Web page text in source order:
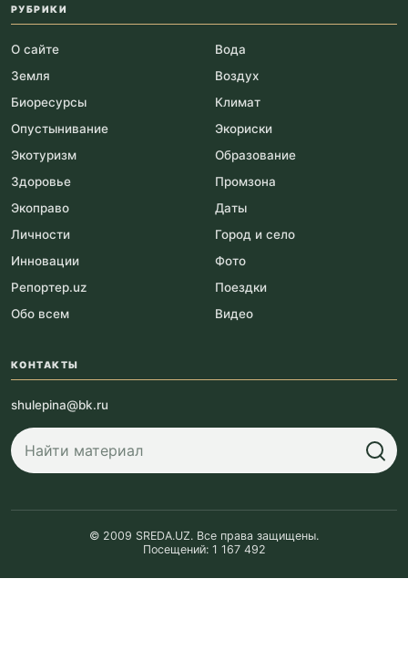
РУБРИКИ
О сайте
Вода
Земля
Воздух
Биоресурсы
Климат
Опустынивание
Экориски
Экотуризм
Образование
Здоровье
Промзона
Экоправо
Даты
Личности
Город и село
Инновации
Фото
Репортер.uz
Поездки
Обо всем
Видео
КОНТАКТЫ
shulepina@bk.ru
© 2009 SREDA.UZ. Все права защищены.
Посещений: 1 167 492